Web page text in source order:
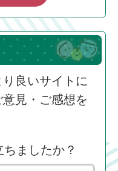
良いサイトに
見・ご感想を
ましたか？